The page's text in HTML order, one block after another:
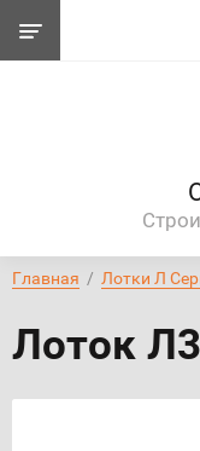
Главная
  /
Лотки Л
Лоток